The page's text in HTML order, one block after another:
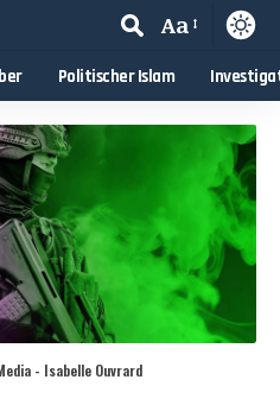
Aa
Politischer Islam
- Isabelle Ouvrard